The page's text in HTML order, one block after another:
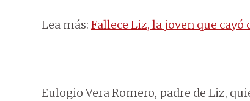
Lea más: Fallece Liz, la joven que
Eulogio Vera Romero, padre de Liz,